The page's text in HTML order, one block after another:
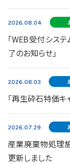
2026.08.04
「WEB受付シス
了のお知らせ」
2026.08.03
「再生砕石特価キ
2026.07.29
産業廃棄物処理
更新しました